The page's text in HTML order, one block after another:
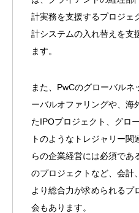
計実務を支援するプロジェ
計システムの入れ替えを支
ます。
また、 PwCのグローバルネ
ーバルオファリングや、海
たIPOプロジェクト、グロ
トのようなトレジャリー
らの企業経営には必須であ
のプロジェクトなど、会計
より総合力が求められるプ
会もあります。